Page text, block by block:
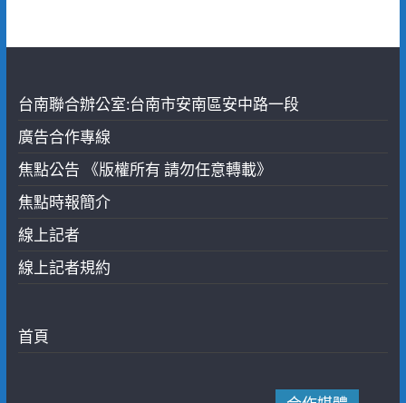
台南聯合辦公室:台南市安南區安中路一段
廣告合作專線
焦點公告 《版權所有 請勿任意轉載》
焦點時報簡介
線上記者
線上記者規約
首頁